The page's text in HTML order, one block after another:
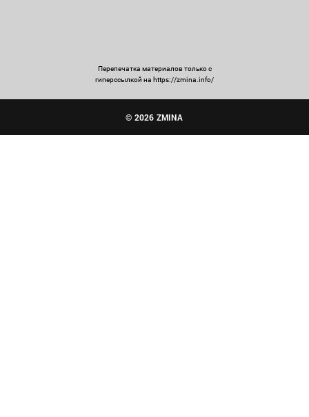
Перепечатка материалов только с
гиперссылкой на https://zmina.info/
© 2026 ZMINA